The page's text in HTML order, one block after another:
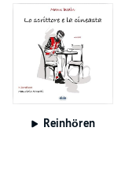
Reinhören